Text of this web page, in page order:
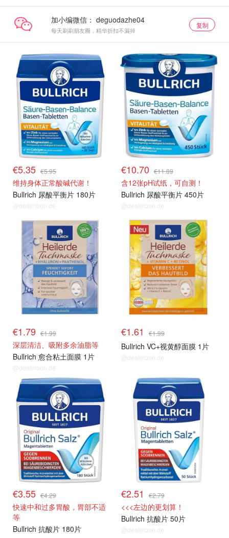
加小编微信：
每天刷刷朋友圈，精华折扣不漏掉
复制
€5.35 €5.95
维持身体正常酸碱代谢！
Bullrich 尿酸平衡片 180片
@dealmoon.de
€10.70 €11.89
含12张pH试纸，可自测！
Bullrich 尿酸平衡片 450片
@dealmoon.de
€1.79 €1.99
深层清洁、吸附多余油脂等
Bullrich 愈合粘土面膜 1片
@dealmoon.de
€1.61 €1.99
Bullrich VC+视黄醇面膜 1片
@dealmoon.de
€3.55 €4.29
快速中和过多胃酸，胃部不适
等
Bullrich 抗酸片 180片
€2.51 €2.79
<<<左边的更划算！
Bullrich 抗酸片 50片
@dealmoon.de